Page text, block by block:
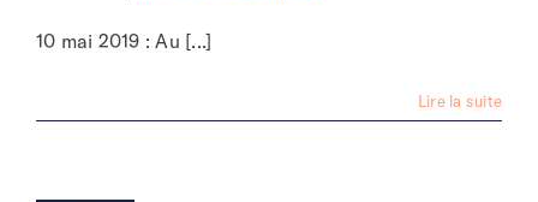
10 mai 2019 : Au [...]
Lire la suite